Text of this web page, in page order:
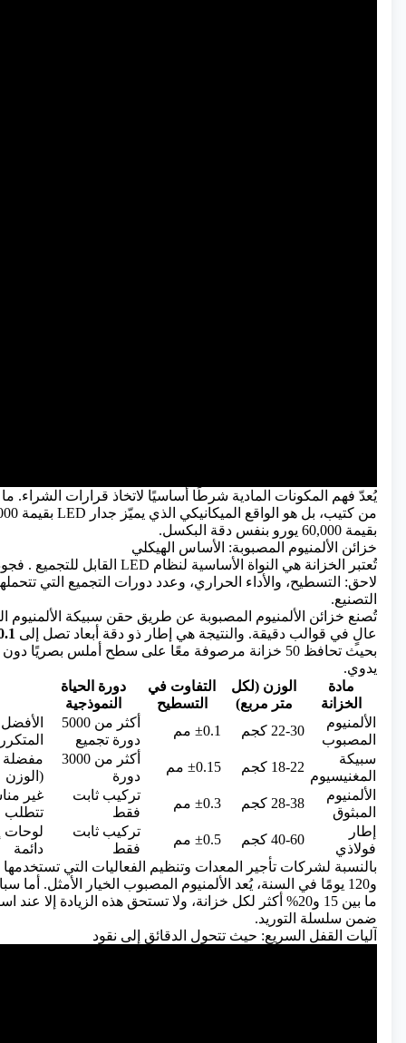
يُعدّ فهم المكونات المادية شرطًا أساسيًا لاتخاذ قرارات
بقيمة 60,000 يورو بنفس دقة البكسل.
خزائن الألمنيوم المصبوبة: الأساس الهيكلي
تُعتبر الخزانة هي النواة الأساسية لنظام LED
القابل للتجميع .
لاحق: التسطيح، والأداء الحراري، وعدد دورات التجميع التي
التصنيع.
تُصنع خزائن الألمنيوم المصبوبة عن طريق حقن سبيكة
عالٍ في قوالب دقيقة. والنتيجة هي إطار ذو دقة أبعاد تصل إلى
بحيث تحافظ 50 خزانة مرصوفة معًا على سطح أملس بصريًا
يدوي.
مادة
الخزانة
الوزن (لكل
متر مربع)
التفاوت في
التسطيح
دورة الحياة
النموذجية
الألمنيوم
المصبوب
22-30 كجم ±0.1 مم
أكثر من 5000
دورة تجميع
سبيكة
المغنيسيوم
18-22 كجم ±0.15 مم
أكثر من 3000
دورة
مفضلة
الألمنيوم
المبثوق
28-38 كجم ±0.3 مم
تركيب ثابت
فقط
غير
تتطلب
إطار
فولاذي
40-60 كجم ±0.5 مم
تركيب ثابت
فقط
لوحات
دائمة
و120 يومًا في السنة، يُعد الألمنيوم المصبوب الخيار الأمثل.
ما بين 15 و20% أكثر لكل خزانة، ولا تستحق هذه الزيادة إلا
ضمن سلسلة التوريد.
آليات القفل السريع: حيث تتحول الدقائق إلى نقود